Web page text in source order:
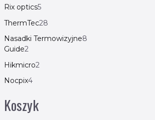
Rix optics5
ThermTec28
Nasadki Termowizyjne8
Guide2
Hikmicro2
Nocpix4
Koszyk